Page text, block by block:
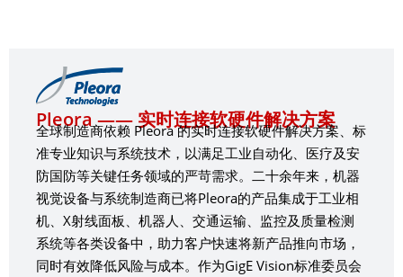
Pleora —— 实时连接软硬件解决方案
全球制造商依赖 Pleora 的实时连接软硬件解决方案、标
准专业知识与系统技术，以满足工业自动化、医疗及安
防国防等关键任务领域的严苛需求。二十余年来，机器
视觉设备与系统制造商已将Pleora的产品集成于工业相
机、X射线面板、机器人、交通运输、监控及质量检测
系统等各类设备中，助力客户快速将新产品推向市场，
同时有效降低风险与成本。作为GigE Vision标准委员会